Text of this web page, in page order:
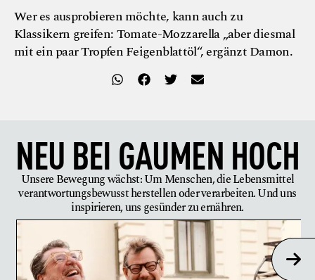
Wer es ausprobieren möchte, kann auch zu
Klassikern greifen: Tomate-Mozzarella „aber diesmal
mit ein paar Tropfen Feigenblattöl“, ergänzt Damon.
NEU BEIGAUMEN HOCH
Unsere Bewegung wächst: Um Menschen, die Lebensmittel
verantwortungsbewusst herstellen oder verarbeiten. Und uns
inspirieren, uns gesünder zu ernähren.